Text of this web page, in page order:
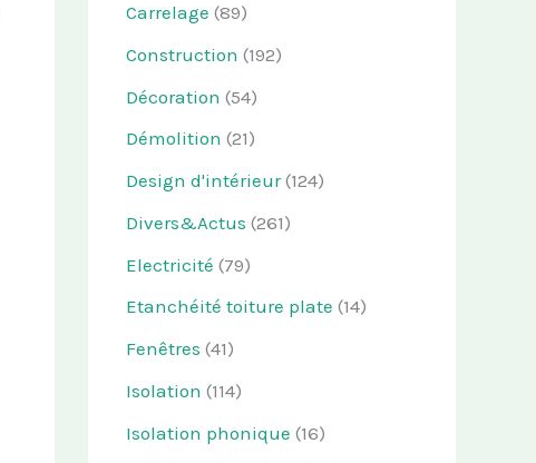
Carrelage (89)
Construction (192)
Décoration (54)
Démolition (21)
Design d'intérieur(124)
Divers&Actus (261)
Electricité (79)
Etanchéité toiture plate (14)
Fenêtres (41)
Isolation (114)
Isolation phonique (16)